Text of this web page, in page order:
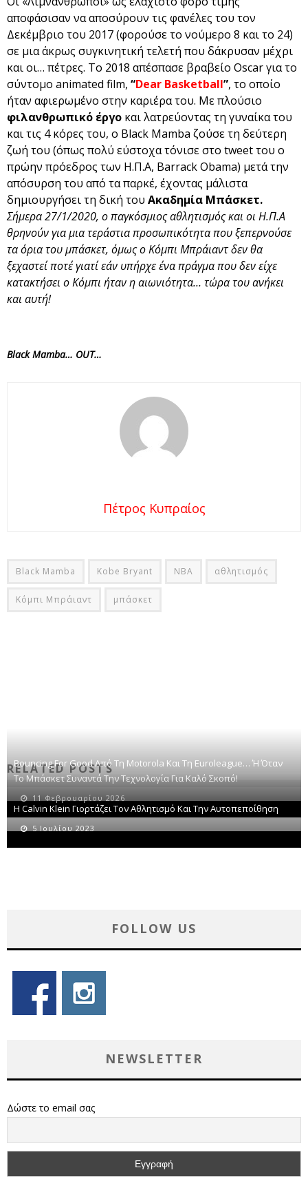
αποφάσισαν να αποσύρουν τις φανέλες του τον
Δεκέμβριο του 2017 (φορούσε το νούμερο 8 και το 24)
σε μια άκρως συγκινητική τελετή που δάκρυσαν μέχρι
και οι… πέτρες. To 2018 απέσπασε βραβείο Oscar για το
σύντομο animated film, “Dear Basketball”, το οποίο
ήταν αφιερωμένο στην καριέρα του. Με πλούσιο
φιλανθρωπικό έργο και λατρεύοντας τη γυναίκα του
και τις 4 κόρες του, ο Black Mamba ζούσε τη δεύτερη
ζωή του (όπως πολύ εύστοχα τόνισε στο tweet του o
πρώην πρόεδρος των H.Π.Α, Barrack Obama) μετά την
απόσυρση του από τα παρκέ, έχοντας μάλιστα
δημιουργήσει τη δική του Ακαδημία Μπάσκετ.
Σήμερα 27/1/2020, ο παγκόσμιος αθλητισμός και οι Η.Π.Α
θρηνούν για μια τεράστια προσωπικότητα που ξεπερνούσε
τα όρια του μπάσκετ, όμως ο Κόμπι Μπράιαντ δεν θα
ξεχαστεί ποτέ γιατί εάν υπήρχε ένα πράγμα που δεν είχε
κατακτήσει ο Κόμπι ήταν η αιωνιότητα… τώρα του ανήκει
και αυτή!
Black Mamba… OUT…
Πέτρος Κυπραίος
Black Mamba Kobe Bryant NBA αθλητισμός
Κόμπι Μπράιαντ μπάσκετ
RELATED POSTS
Bouncing For Good Από Τη Motorola Και Τη Euroleague… Ή Όταν
Το Μπάσκετ Συναντά Την Τεχνολογία Για Καλό Σκοπό!
11 Φεβρουαρίου 2026
Η Calvin Klein Γιορτάζει Τον Αθλητισμό Και Την Αυτοπεποίθηση
5 Ιουλίου 2023
FOLLOW US
NEWSLETTER
Δώστε το email σας